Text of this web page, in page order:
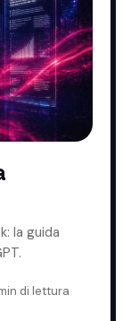
la guida
di lettura